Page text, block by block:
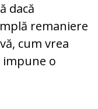
dacă
remaniere
cum vrea
impune o